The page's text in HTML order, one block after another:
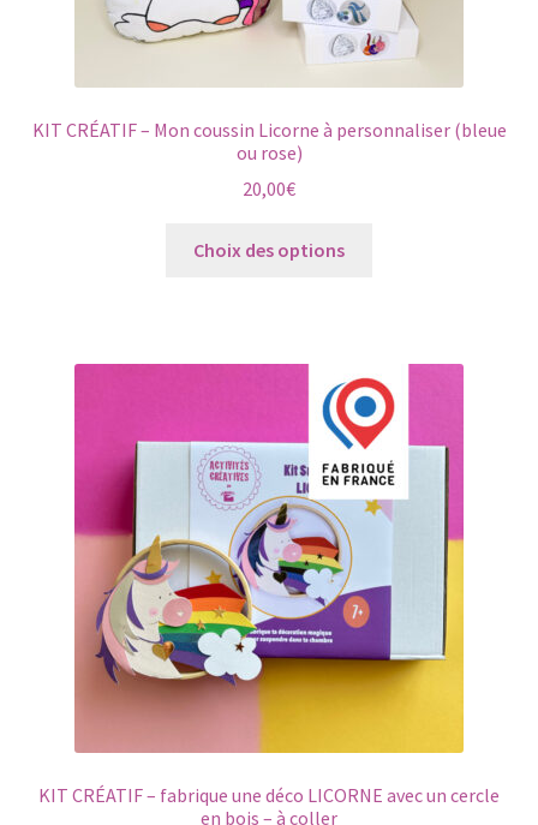
KIT CRÉATIF – Mon coussin Licorne à personnaliser (bleue
ou rose)
20,00€
Choix des options
Les
options
peuvent
être
choisies
page
produit
KIT CRÉATIF – fabrique une déco LICORNE avec un cercle
en bois – à coller